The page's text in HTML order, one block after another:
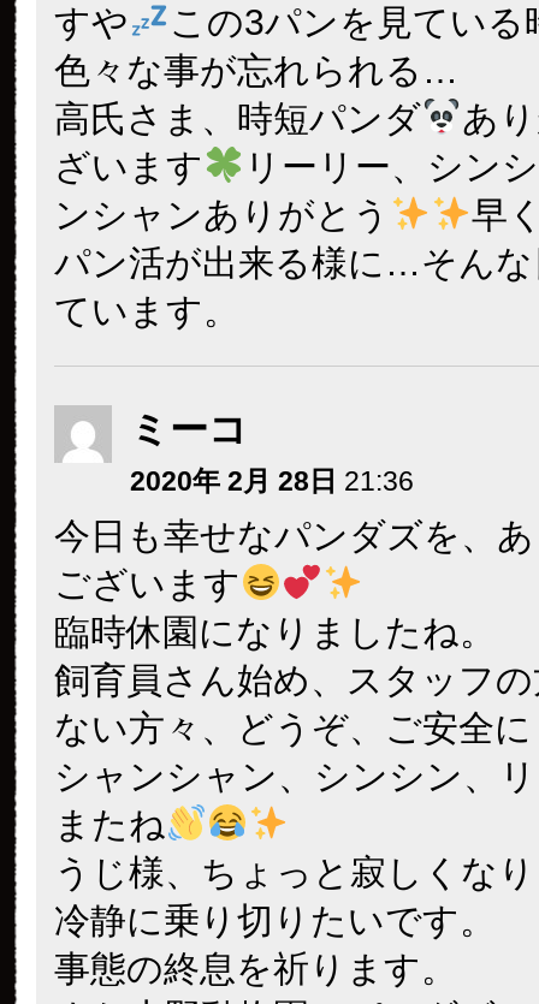
すや
この3パンを見ている
色々な事が忘れられる…
高氏さま、時短パンダ
あ
ざいます
リーリー、シン
ンシャンありがとう
早
パン活が出来る様に…そん
ています。
ミーコ
2020年 2月 28日 21:36
今日も幸せなパンダズを、
ございます
臨時休園になりましたね。
飼育員さん始め、スタッフ
ない方々、どうぞ、ご安全に
シャンシャン、シンシン、
またね
うじ様、ちょっと寂しくな
冷静に乗り切りたいです。
事態の終息を祈ります。